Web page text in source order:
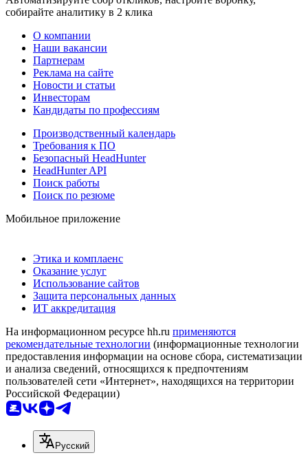
собирайте аналитику в 2 клика
О компании
Наши вакансии
Партнерам
Реклама на сайте
Новости и статьи
Инвесторам
Кандидаты по профессиям
Производственный календарь
Требования к ПО
Безопасный HeadHunter
HeadHunter API
Поиск работы
Поиск по резюме
Мобильное приложение
Этика и комплаенс
Оказание услуг
Использование сайтов
Защита персональных данных
ИТ аккредитация
На информационном ресурсе hh.ru применяются
рекомендательные технологии (информационные технологии
предоставления информации на основе сбора, систематизации
и анализа сведений, относящихся к предпочтениям
пользователей сети «Интернет», находящихся на территории
Российской Федерации)
Русский